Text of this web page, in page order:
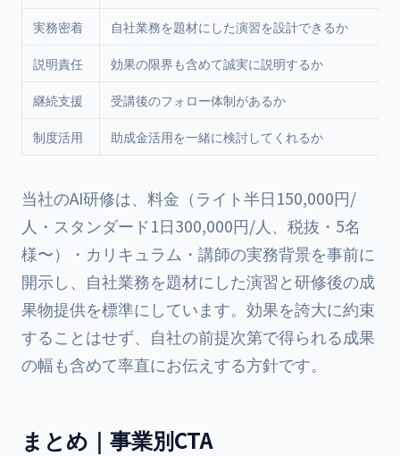
実務密着 自社業務を題材にした演習を設計できるか
説明責任 効果の限界も含めて誠実に説明するか
継続支援 受講後のフォロー体制があるか
制度活用 助成金活用を一緒に検討してくれるか
当社のAI研修は、料金（ライト半日150,000円/
人・スタンダード1日300,000円/人、税抜・5名
様〜）・カリキュラム・講師の実務背景を事前に
開示し、自社業務を題材にした演習と研修後の成
果物提供を標準にしています。効果を誇大に約束
することはせず、自社の前提次第で得られる成果
の幅も含めて率直にお伝えする方針です。
まとめ｜事業別CTA